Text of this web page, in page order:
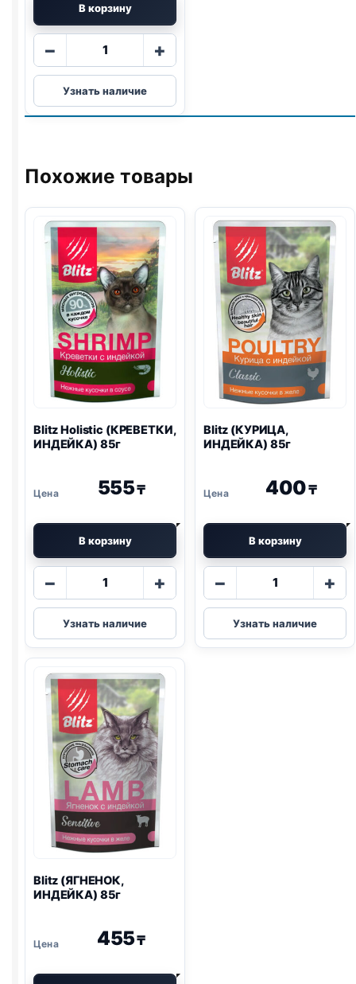
В корзину
−
Количество
Sirius
влаж.
(ЛОСОСЬ,
+
Узнать наличие
Похожие товары
BlitzHolistic (КРЕВЕТКИ,
ИНДЕЙКА) 85г
555₸
В корзину
−
Количество
Blitz
Holistic
(КРЕВЕТКИ,
85г
+
Узнать наличие
Blitz (КУРИЦА,
ИНДЕЙКА) 85г
400₸
В корзину
−
Количество
Blitz
(КУРИЦА,
ИНДЕЙКА)
+
Узнать наличие
Blitz (ЯГНЕНОК,
ИНДЕЙКА) 85г
455₸